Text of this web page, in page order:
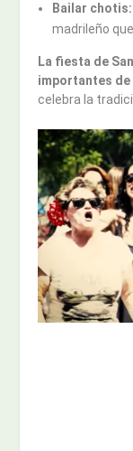
Bailar chotis:
madrileño
La fiesta de
importantes de
celebra la